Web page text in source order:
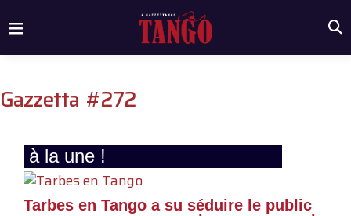
Gazzetta #272
à la une !
Tarbes en Tango a su séduire le public